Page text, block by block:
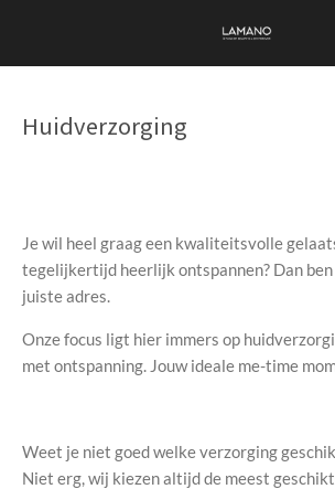
hoofdinhoud
Huidverzorging
Je wil heel graag een kwaliteitsvolle
tegelijkertijd heerlijk ontspannen? Dan ben
juiste adres.
Onze focus ligt hier immers op
met ontspanning. Jouw ideale me-time
Weet je niet goed welke verzorging
Niet erg, wij kiezen altijd de meest